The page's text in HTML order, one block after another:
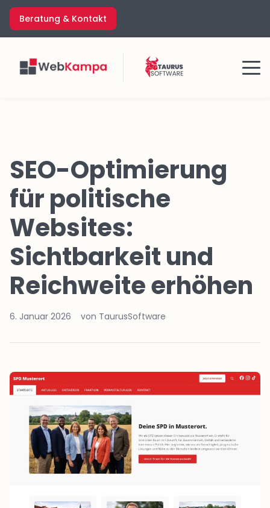
Zum
Inhalt
springen
Beratung & Kontakt
Menü
SEO-Optimierung
für politische
Websites:
Sichtbarkeit und
Reichweite erhöhen
6. Januar 2026 von TaurusSoftware